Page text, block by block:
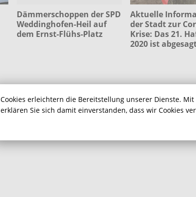
Dämmerschoppen der SPD
Weddinghofen-Heil auf
dem Ernst-Flühs-Platz
Aktuelle
der Stadt zur
Krise: Das 21.
2020 ist
Cookies erleichtern die Bereitstellung unserer Dienste.
erklären Sie sich damit einverstanden, dass wir Cookies